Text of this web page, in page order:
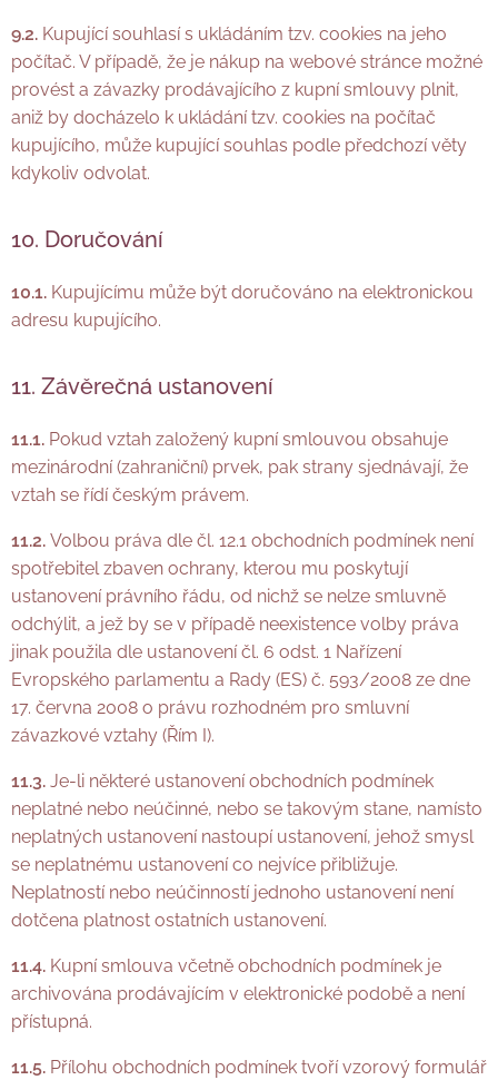
9.2. Kupující souhlasí s ukládáním tzv. cookies na jeho
počítač. V případě, že je nákup na webové stránce možné
provést a závazky prodávajícího z kupní smlouvy plnit,
aniž by docházelo k ukládání tzv. cookies na počítač
kupujícího, může kupující souhlas podle předchozí věty
kdykoliv odvolat.
10. Doručování
10.1. Kupujícímu může být doručováno na elektronickou
adresu kupujícího.
11. Závěrečná ustanovení
11.1. Pokud vztah založený kupní smlouvou obsahuje
mezinárodní (zahraniční) prvek, pak strany sjednávají, že
vztah se řídí českým právem.
11.2. Volbou práva dle čl. 12.1 obchodních podmínek není
spotřebitel zbaven ochrany, kterou mu poskytují
ustanovení právního řádu, od nichž se nelze smluvně
odchýlit, a jež by se v případě neexistence volby práva
jinak použila dle ustanovení čl. 6 odst. 1 Nařízení
Evropského parlamentu a Rady (ES) č. 593/2008 ze dne
17. června 2008 o právu rozhodném pro smluvní
závazkové vztahy (Řím I).
11.3. Je-li některé ustanovení obchodních podmínek
neplatné nebo neúčinné, nebo se takovým stane, namísto
neplatných ustanovení nastoupí ustanovení, jehož smysl
se neplatnému ustanovení co nejvíce přibližuje.
Neplatností nebo neúčinností jednoho ustanovení není
dotčena platnost ostatních ustanovení.
11.4. Kupní smlouva včetně obchodních podmínek je
archivována prodávajícím v elektronické podobě a není
přístupná.
11.5. Přílohu obchodních podmínek tvoří vzorový formulář